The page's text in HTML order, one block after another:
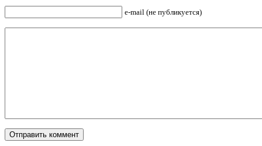
e-mail (не публикуется)